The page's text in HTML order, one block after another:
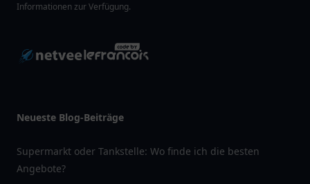
Informationen zur Verfügung.
Neueste Blog-Beiträge
Supermarkt oder Tankstelle: Wo finde ich die besten
Angebote?